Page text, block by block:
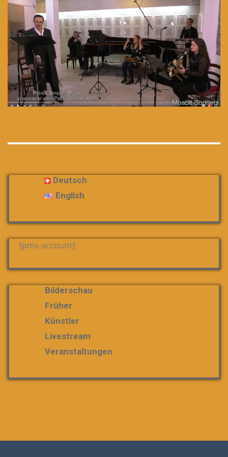
Deutsch
English
[pms-account]
Bilderschau
Früher
Künstler
Livestream
Veranstaltungen